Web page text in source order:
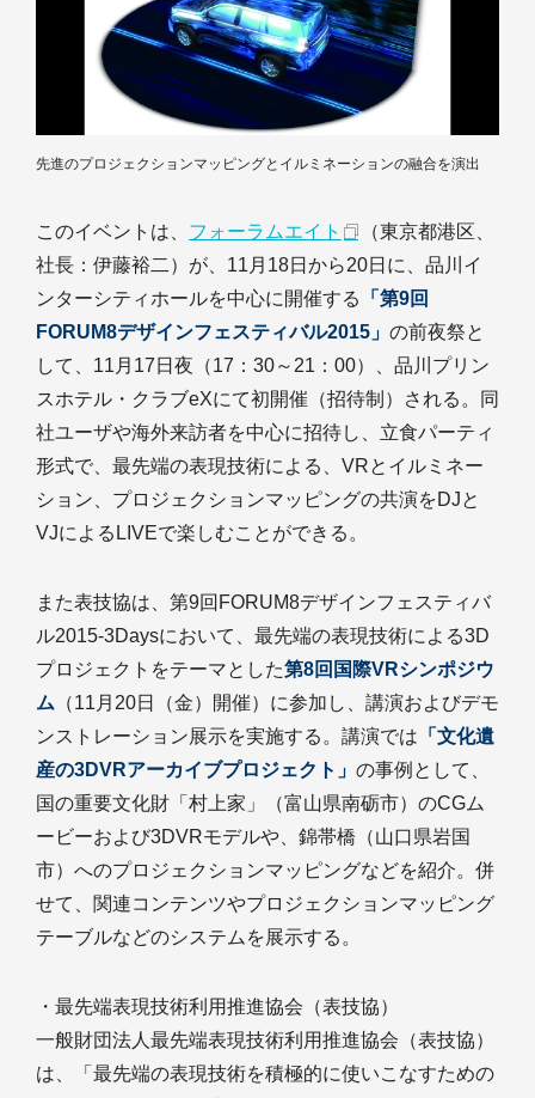
先進のプロジェクションマッピングとイルミネーションの融合を演出
このイベントは、 フォーラムエイト
（東京都港区、
社長：伊藤裕二）が、11月18日から20日に、品川イ
ンターシティホールを中心に開催する
「第9回
FORUM8デザインフェスティバル2015」 の前夜祭と
して、11月17日夜（17：30～21：00）、品川プリン
スホテル・クラブeXにて初開催（招待制）される。同
社ユーザや海外来訪者を中心に招待し、立食パーティ
形式で、最先端の表現技術による、VRとイルミネー
ション、プロジェクションマッピングの共演をDJと
VJによるLIVEで楽しむことができる。
また表技協は、第9回FORUM8デザインフェスティバ
ル2015-3Daysにおいて、最先端の表現技術による3D
プロジェクトをテーマとした第8回国際VRシンポジウ
ム （11月20日（金）開催）に参加し、講演およびデモ
ンストレーション展示を実施する。講演では 「文化遺
産の3DVRアーカイブプロジェクト」 の事例として、
国の重要文化財「村上家」（富山県南砺市）のCGム
ービーおよび3DVRモデルや、錦帯橋（山口県岩国
市）へのプロジェクションマッピングなどを紹介。併
せて、関連コンテンツやプロジェクションマッピング
テーブルなどのシステムを展示する。
・最先端表現技術利用推進協会（表技協）
一般財団法人最先端表現技術利用推進協会（表技協）
は、「最先端の表現技術を積極的に使いこなすための